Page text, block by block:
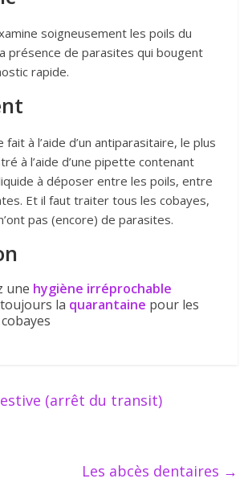
soigneusement les poils du
présence de parasites qui bougent
rapide.
à l’aide d’un antiparasitaire, le plus
à l’aide d’une pipette contenant
à déposer entre les poils, entre
Et il faut traiter tous les cobayes,
pas (encore) de parasites.
une hygiène irréprochable
la quarantaine pour les
(arrêt du transit)
Les abcès dentaires →